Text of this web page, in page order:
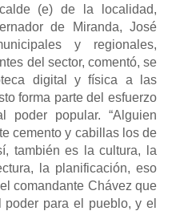
(e) de la localidad,
de Miranda, José
y regionales,
del sector, comentó, se
digital y física a las
forma parte del esfuerzo
poder popular. “Alguien
cemento y cabillas los de
también es la cultura, la
la planificación, eso
comandante Chávez que
para el pueblo, y el